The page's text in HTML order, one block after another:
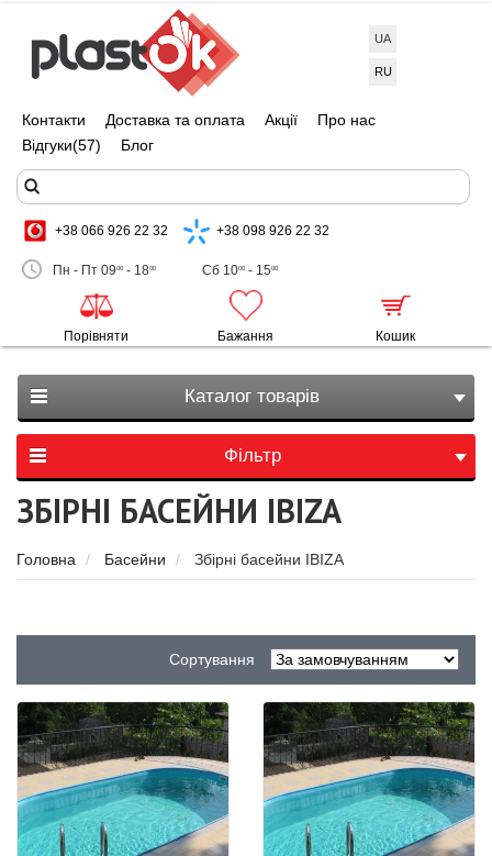
UA
RU
Контакти Доставка та оплата Акції
Про нас
Відгуки(57) Блог
+38 066 926 22 32 +38 098 926 22 32
Пн - Пт 0900 - 1800 Сб 1000 - 1500
Порівняти Бажання Кошик
Каталог товарів
Фільтр
ЗБІРНІ БАСЕЙНИ IBIZA
Головна Басейни Збірні басейни IBIZA
Сортування